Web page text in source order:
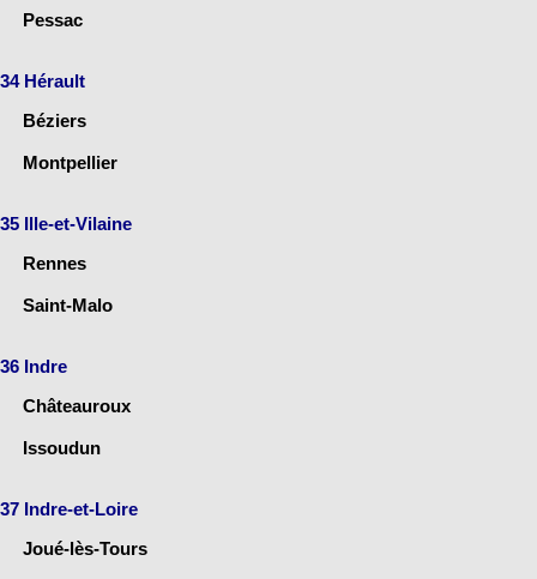
Pessac
34 Hérault
Béziers
Montpellier
35 Ille-et-Vilaine
Rennes
Saint-Malo
36 Indre
Châteauroux
Issoudun
37 Indre-et-Loire
Joué-lès-Tours